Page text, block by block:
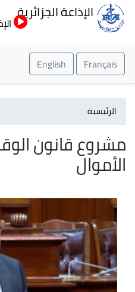
الإذاعة الجزائرية
Français
English
الرئيسية
مشروع قانون
الأموال